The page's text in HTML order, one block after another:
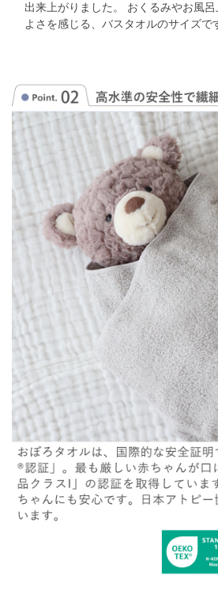
出来上がりました。
おくるみやお風
よさを感じる、バスタオルのサイズで